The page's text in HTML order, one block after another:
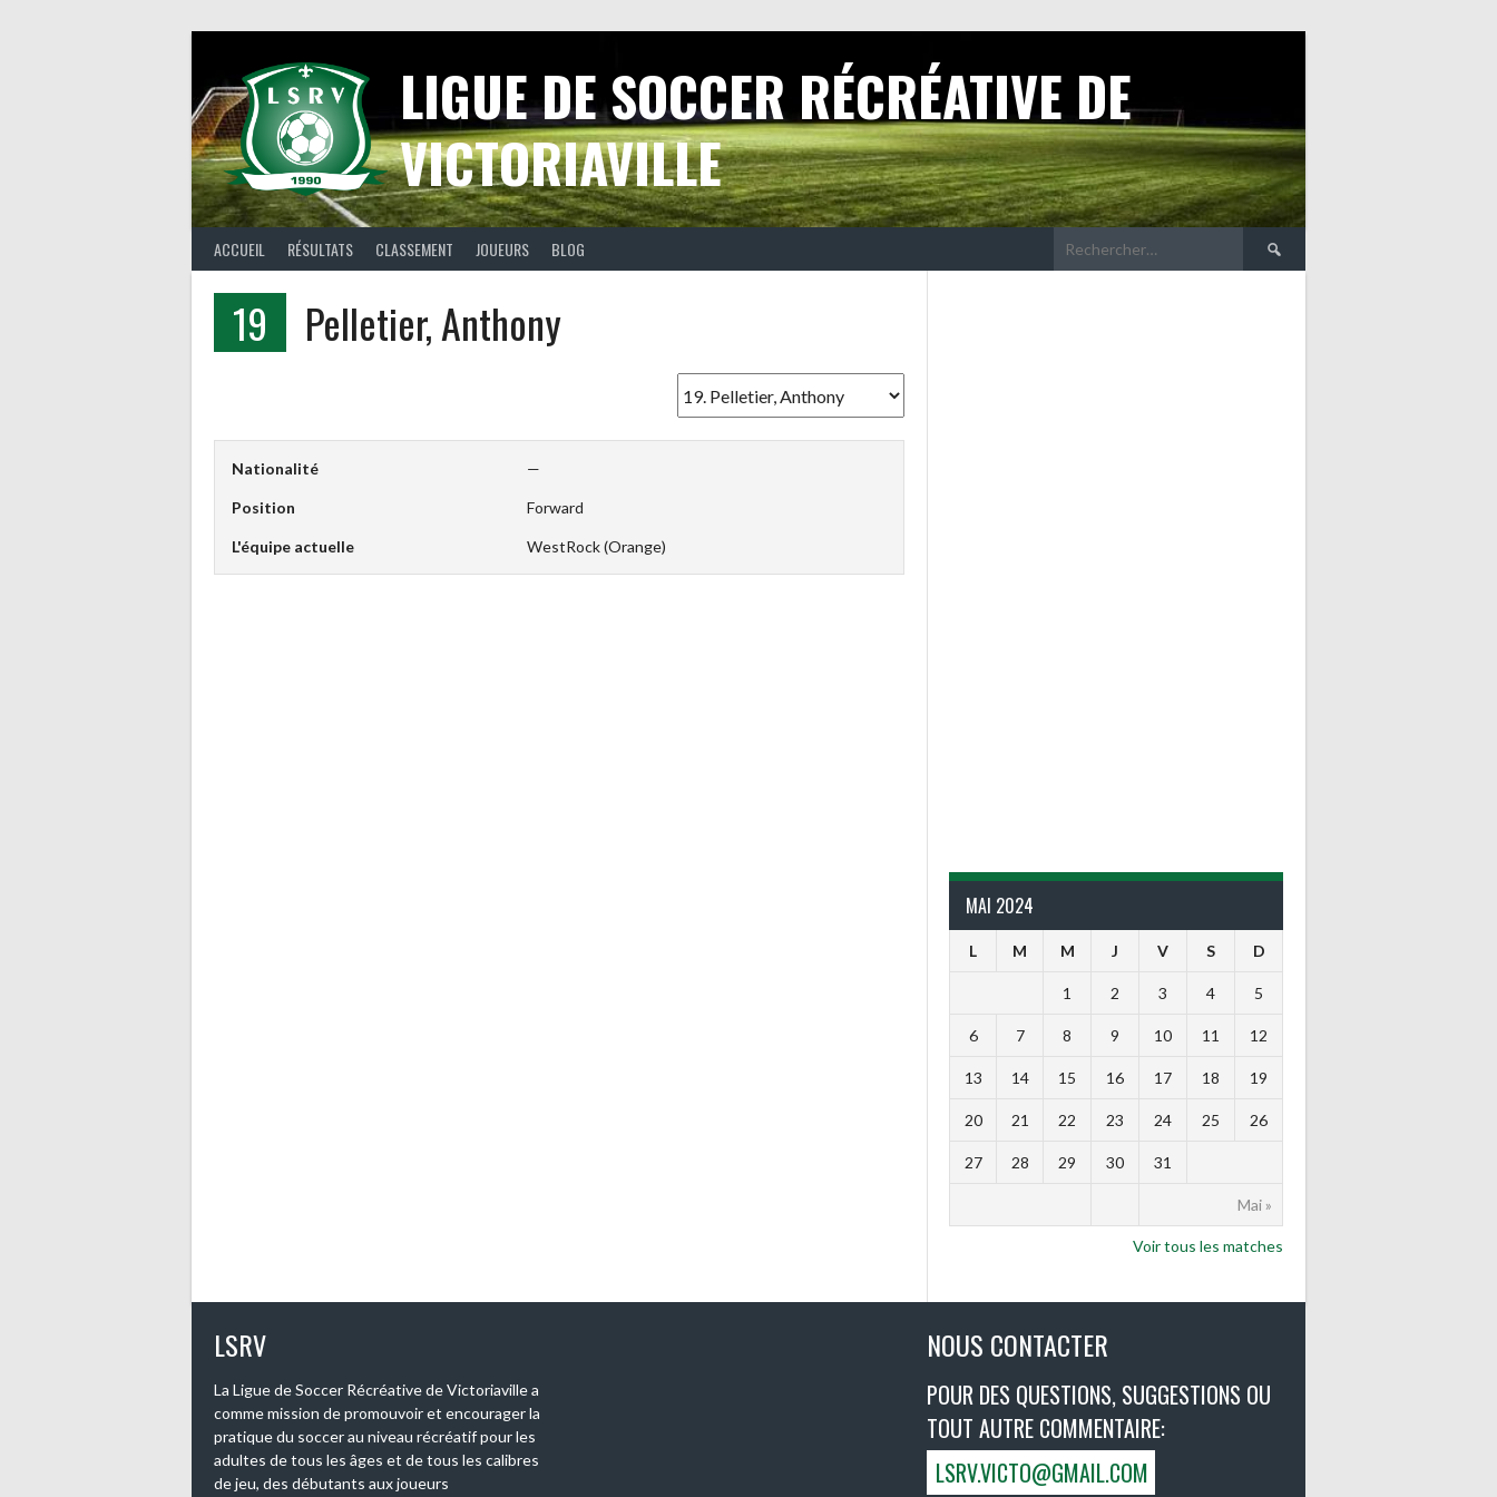
LIGUE DE SOCCER RÉCRÉATIVE DE
VICTORIAVILLE
ACCUEIL RÉSULTATS CLASSEMENT JOUEURS BLOG Rechercher :
19 Pelletier, Anthony
Nationalité —
Position Forward
L'équipe actuelle WestRock (Orange)
MAI 2024
L M M J V S D
Mai »
1 2 3 4 5
6 7 8 9 10 11 12
13 14 15 16 17 18 19
20 21 22 23 24 25 26
27 28 29 30 31
Voir tous les matches
LSRV
La Ligue de Soccer Récréative de Victoriaville a
comme mission de promouvoir et encourager la
pratique du soccer au niveau récréatif pour les
adultes de tous les âges et de tous les calibres
de jeu, des débutants aux joueurs
NOUS CONTACTER
POUR DES QUESTIONS, SUGGESTIONS OU
TOUT AUTRE COMMENTAIRE:
LSRV.VICTO@GMAIL.COM